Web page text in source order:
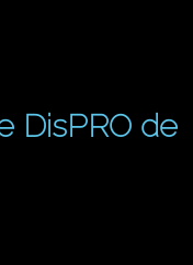
DisPRO de